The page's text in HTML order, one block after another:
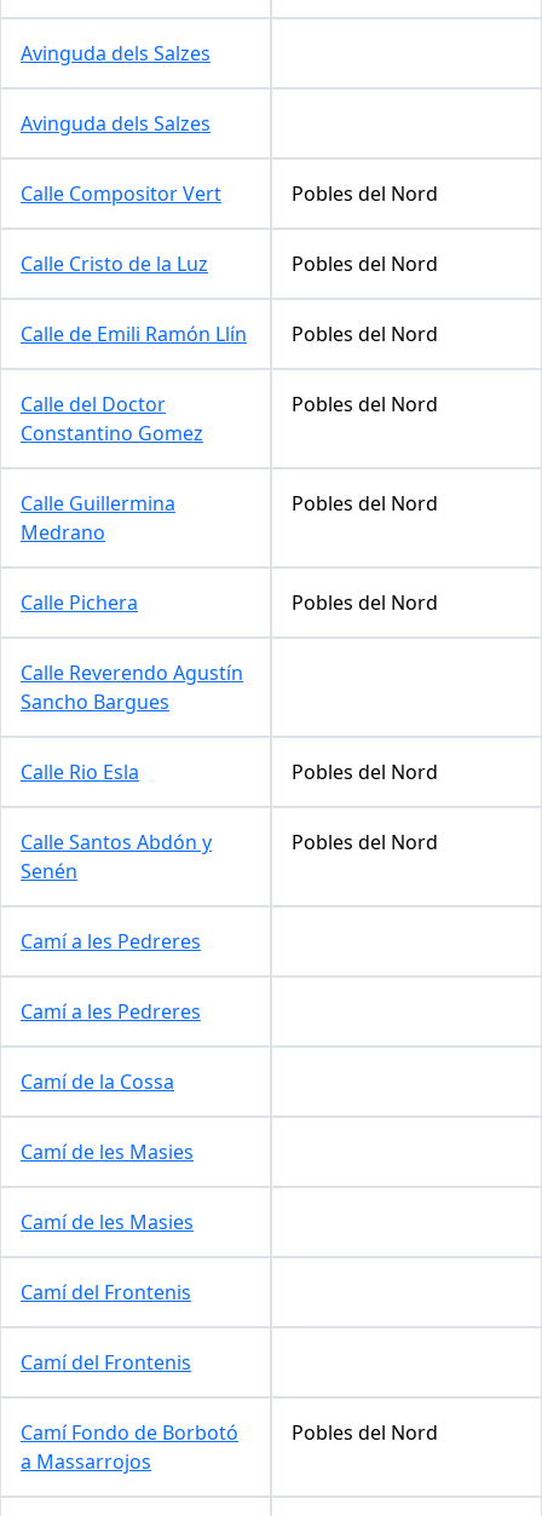
Avinguda dels Salzes
Avinguda dels Salzes
Calle Compositor Vert Pobles del Nord
Calle Cristo de la Luz Pobles del Nord
Calle de Emili Ramón Llín Pobles del Nord
Calle del Doctor
Constantino Gomez
Pobles del Nord
Calle Guillermina
Medrano
Pobles del Nord
Calle Pichera Pobles del Nord
Calle Reverendo Agustín
Sancho Bargues
Calle Rio Esla Pobles del Nord
Calle Santos Abdón y
Senén
Pobles del Nord
Camí a les Pedreres
Camí a les Pedreres
Camí de la Cossa
Camí de les Masies
Camí de les Masies
Camí del Frontenis
Camí del Frontenis
Camí Fondo de Borbotó
a Massarrojos
Pobles del Nord